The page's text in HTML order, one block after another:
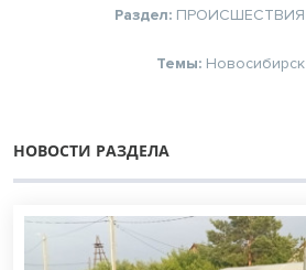
Раздел: ПРОИСШЕСТВИЯ
Темы: Новосибирск
НОВОСТИ РАЗДЕЛА